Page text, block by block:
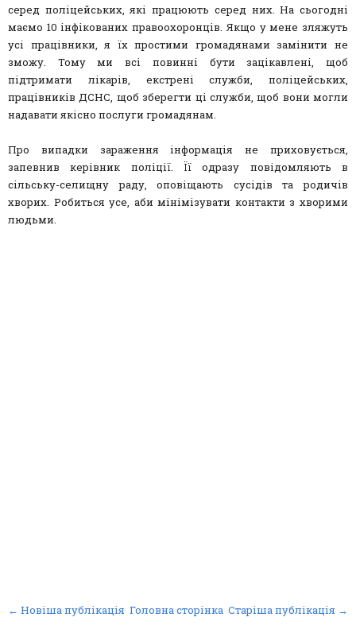
серед поліцейських, які працюють серед них. На сьогодні
маємо 10 інфікованих правоохоронців. Якщо у мене зляжуть
усі працівники, я їх простими громадянами замінити не
зможу. Тому ми всі повинні бути зацікавлені, щоб
підтримати лікарів, екстрені служби, поліцейських,
працівників ДСНС, щоб зберегти ці служби, щоб вони могли
надавати якісно послуги громадянам.
Про випадки зараження інформація не приховується,
запевнив керівник поліції. Її одразу повідомляють в
сільську-селищну раду, оповіщають сусідів та родичів
хворих. Робиться усе, аби мінімізувати контакти з хворими
людьми.
← Новіша публікація Старіша публікація →
Головна сторінка